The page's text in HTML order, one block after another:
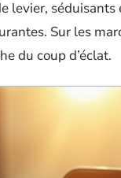
levier,
Sur les
du coup d’éclat.